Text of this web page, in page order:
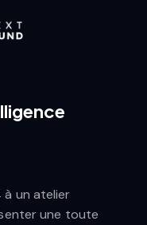
un atelier
une toute